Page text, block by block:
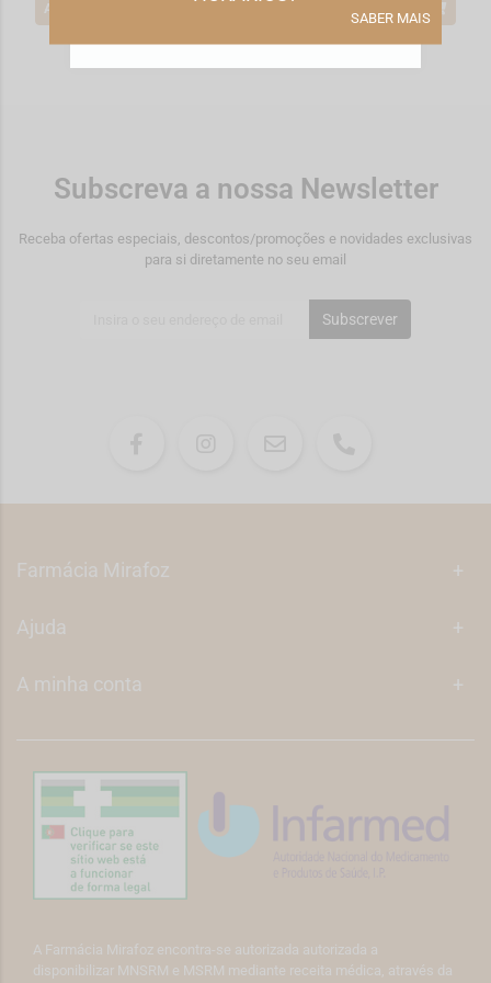
*Promoção válida de 2026-08-01 a
ADICIONAR
*Promoção válida de 2026-08-01 a
2026-08-31
Subscreva a nossa Newsletter
Receba ofertas especiais, descontos/promoções e novidades exclusivas
para si diretamente no seu email
Subscrever
Farmácia Mirafoz +
Ajuda +
A minha conta +
A Farmácia Mirafoz encontra-se autorizada autorizada a
disponibilizar MNSRM e MSRM mediante receita médica, através da
SABER MAIS